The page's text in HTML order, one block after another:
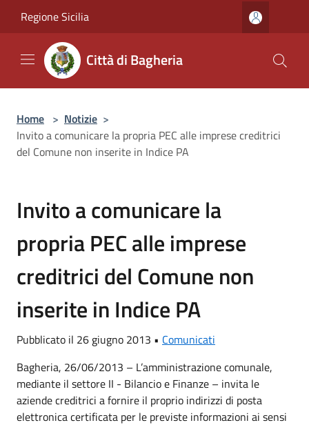
Regione Sicilia
Città di Bagheria
Home > Notizie >
Invito a comunicare la propria PEC alle imprese creditrici
del Comune non inserite in Indice PA
Invito a comunicare la
propria PEC alle imprese
creditrici del Comune non
inserite in Indice PA
Pubblicato il 26 giugno 2013 • Comunicati
Bagheria, 26/06/2013 – L’amministrazione comunale,
mediante il settore II - Bilancio e Finanze – invita le
aziende creditrici a fornire il proprio indirizzi di posta
elettronica certificata per le previste informazioni ai sensi